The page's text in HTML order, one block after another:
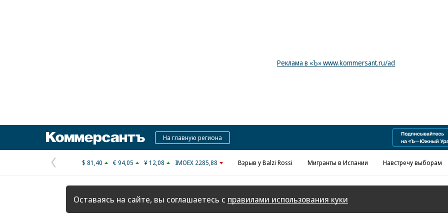
Реклама в «Ъ» www.kommersant.ru/ad
КоммерсантъНа главную региона
Предыдущая
страница
$ 81,40 € 94,05 ¥ 12,08 IMOEX 2285,88 Взрыв у Balzi Rossi Мигранты в Испании Навстречу выборам
Оставаясь на сайте, вы соглашаетесь с правилами использования куки